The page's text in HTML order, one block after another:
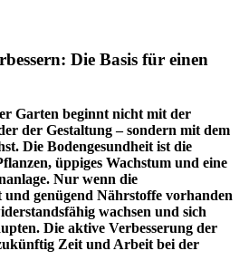
Die Basis für einen
Garten beginnt nicht mit der
der Gestaltung – sondern mit dem
Die Bodengesundheitist die
üppiges Wachstum und eine
Nur wenn die
und genügend Nährstoffe vorhanden
wachsen und sich
Die aktive Verbesserung der
Zeit und Arbeit bei der